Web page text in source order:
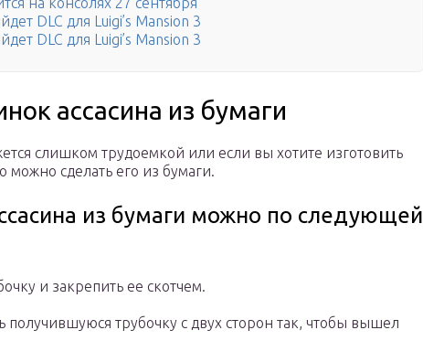
DLC для Luigi’s Mansion 3
DLC для Luigi’s Mansion 3
ассасина из бумаги
слишком трудоемкой или если вы хотите изготовить
можно сделать его из бумаги.
из бумаги можно по следующей
и закрепить ее скотчем.
трубочку с двух сторон так, чтобы вышел